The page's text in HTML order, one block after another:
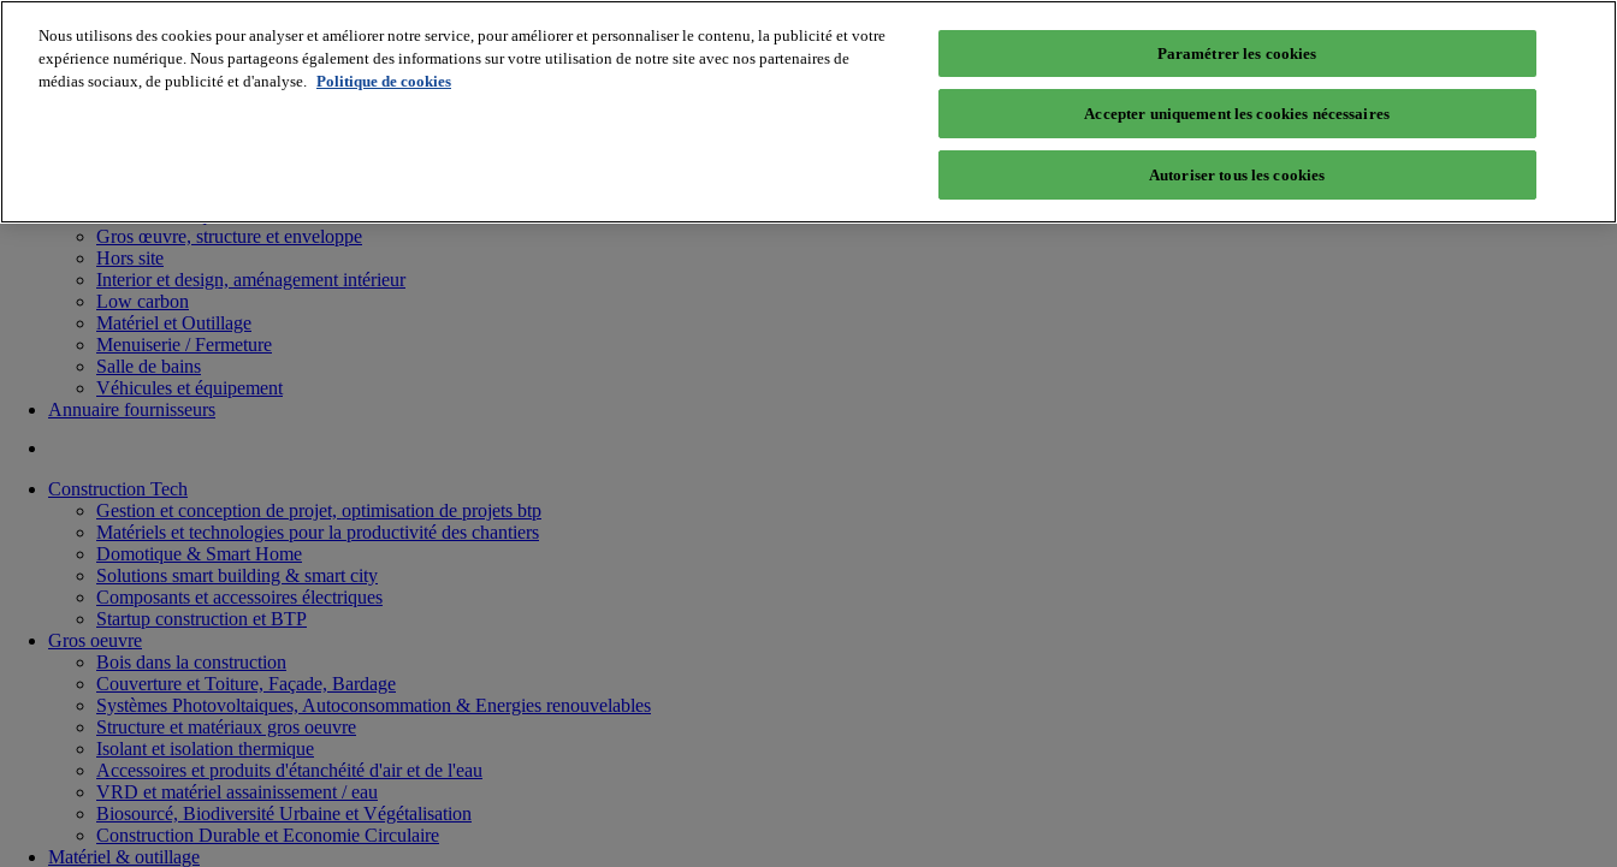
Gros œuvre, structure et enveloppe
Hors site
Interior et design, aménagement intérieur
Low carbon
Matériel et Outillage
Menuiserie / Fermeture
Salle de bains
Véhicules et équipement
Annuaire fournisseurs
Construction Tech
Gestion et conception de projet, optimisation de projets btp
Matériels et technologies pour la productivité des chantiers
Domotique & Smart Home
Solutions smart building & smart city
Composants et accessoires électriques
Startup construction et BTP
Gros oeuvre
Bois dans la construction
Couverture et Toiture, Façade, Bardage
Systèmes Photovoltaiques, Autoconsommation & Energies renouvelables
Structure et matériaux gros oeuvre
Isolant et isolation thermique
Accessoires et produits d'étanchéité d'air et de l'eau
VRD et matériel assainissement / eau
Biosourcé, Biodiversité Urbaine et Végétalisation
Construction Durable et Economie Circulaire
Matériel & outillage
Nous utilisons des cookies pour analyser et améliorer notre service, pour améliorer et personnaliser le contenu, la publicité et votre
expérience numérique. Nous partageons également des informations sur votre utilisation de notre site avec nos partenaires de
médias sociaux, de publicité et d'analyse. Politique de cookies
Paramétrer les cookies
Accepter uniquement les cookies nécessaires
Autoriser tous les cookies